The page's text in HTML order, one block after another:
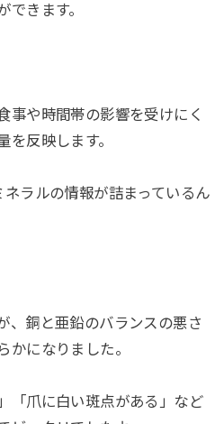
できます。
事や時間帯の影響を受けにく
を反映します。
ラルの情報が詰まっているん
、銅と亜鉛のバランスの悪さ
かになりました。
「爪に白い斑点がある」など